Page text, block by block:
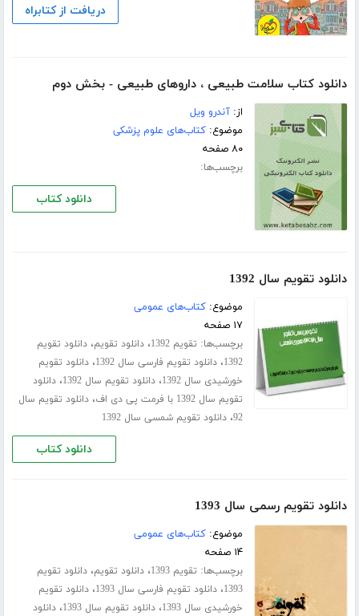
دریافت از کتابراه
دانلود کتاب سلامت طبیعی ، داروهای طبیعی - بخش دوم
از:آندرو ویل
موضوع:کتاب‌های علوم پزشکی
۸۰ صفحه
برچسب‌ها:
دانلود کتاب
دانلود تقویم سال 1392
موضوع:کتاب‌های عمومی
۱۷ صفحه
برچسب‌ها: تقویم 1392 ،دانلود تقویم،دانلود تقویم
1392،دانلود تقویم فارسی سال 1392 ،دانلود تقویم
خورشیدی سال 1392
،دانلود تقویم سال 1392 ،دانلود
تقویم سال 1392 با فرمت پی دی اف
،دانلود تقویم سال
92،دانلود تقویم شمسی سال 1392
دانلود کتاب
دانلود تقویم رسمی سال 1393
موضوع:کتاب‌های عمومی
۱۴ صفحه
برچسب‌ها: تقویم 1393 ،دانلود تقویم،دانلود تقویم
1393،دانلود تقویم فارسی سال 1393 ،دانلود تقویم
خورشیدی سال 1393
،دانلود تقویم سال 1393 ،دانلود